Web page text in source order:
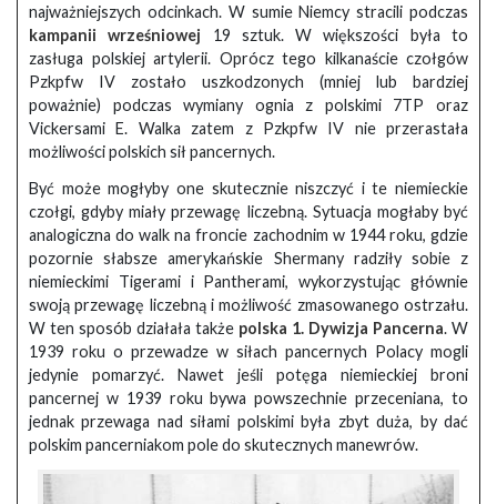
najważniejszych odcinkach. W sumie Niemcy stracili podczas
kampanii wrześniowej 19 sztuk. W większości była to
zasługa polskiej artylerii. Oprócz tego kilkanaście czołgów
Pzkpfw IV zostało uszkodzonych (mniej lub bardziej
poważnie) podczas wymiany ognia z polskimi 7TP oraz
Vickersami E. Walka zatem z Pzkpfw IV nie przerastała
możliwości polskich sił pancernych.
Być może mogłyby one skutecznie niszczyć i te niemieckie
czołgi, gdyby miały przewagę liczebną. Sytuacja mogłaby być
analogiczna do walk na froncie zachodnim w 1944 roku, gdzie
pozornie słabsze amerykańskie Shermany radziły sobie z
niemieckimi Tigerami i Pantherami, wykorzystując głównie
swoją przewagę liczebną i możliwość zmasowanego ostrzału.
W ten sposób działała także polska 1. Dywizja Pancerna. W
1939 roku o przewadze w siłach pancernych Polacy mogli
jedynie pomarzyć. Nawet jeśli potęga niemieckiej broni
pancernej w 1939 roku bywa powszechnie przeceniana, to
jednak przewaga nad siłami polskimi była zbyt duża, by dać
polskim pancerniakom pole do skutecznych manewrów.